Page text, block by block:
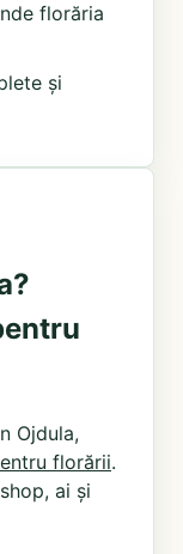
florăria
și
Ojdula,
florării.
ai și